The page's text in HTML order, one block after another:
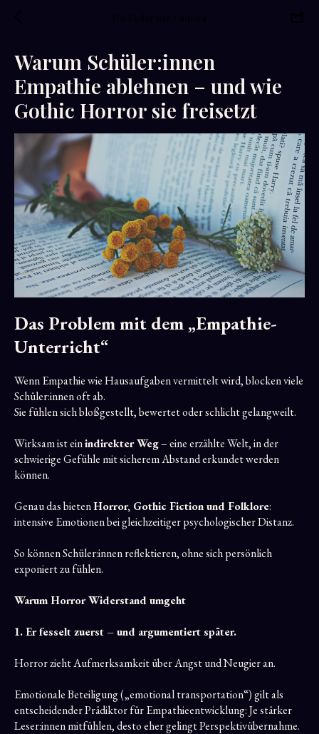
Warum Schüler:innen
Empathie ablehnen – und wie
Gothic Horror sie freisetzt
Das Problem mit dem „Empathie-
Unterricht“
Wenn Empathie wie Hausaufgaben vermittelt wird, blocken viele
Schüler:innen oft ab.
Sie fühlen sich bloßgestellt, bewertet oder schlicht gelangweilt.
Wirksam ist einindirekter Weg– eine erzählte Welt, in der
schwierige Gefühle mit sicherem Abstand erkundet werden
können.
Genau das bietenHorror, Gothic Fiction und Folklore:
intensive Emotionen bei gleichzeitiger psychologischer Distanz.
So können Schüler:innen reflektieren, ohne sich persönlich
exponiert zu fühlen.
Warum Horror Widerstand umgeht
1. Er fesselt zuerst – und argumentiert später.
Horror zieht Aufmerksamkeit über Angst und Neugier an.
Emotionale Beteiligung („emotional transportation“) gilt als
entscheidender Prädiktor für Empathieentwicklung: Je stärker
Leser:innen mitfühlen, desto eher gelingt Perspektivübernahme.